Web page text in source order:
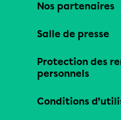
Nos partenaires
Salle de presse
Protection des
personnels
Conditions